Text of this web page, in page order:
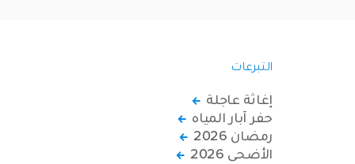
التبرعات
إغاثة عاجلة
حفر آبار المياه
رمضان 2026
الأضحى 2026